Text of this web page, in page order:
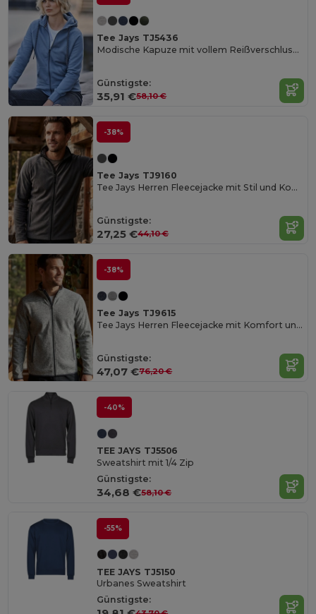
Tee Jays TJ5436
Modische Kapuze mit vollem Reißverschluss Women
Günstigste:
35,91 €58,10 €
-38%
Tee Jays TJ9160
Tee Jays Herren Fleecejacke mit Stil und Komfort
Günstigste:
27,25 €44,10 €
-38%
Tee Jays TJ9615
Tee Jays Herren Fleecejacke mit Komfort und Stil
Günstigste:
47,07 €76,20 €
-40%
TEE JAYS TJ5506
Sweatshirt mit 1/4 Zip
Günstigste:
34,68 €58,10 €
-55%
TEE JAYS TJ5150
Urbanes Sweatshirt
Günstigste: